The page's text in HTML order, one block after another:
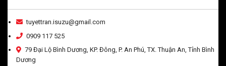
tuyettran.isuzu@gmail.com
0909 117 525
79 Đại Lộ Bình Dương, KP. Đông, P. An Phú, TX. Thuận An, Tỉnh Bình
Dương